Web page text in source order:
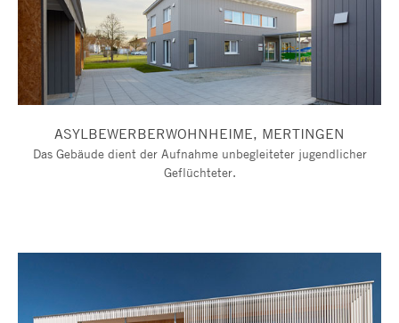
ASYLBEWERBERWOHNHEIME, MERTINGEN
Das Gebäude dient der Aufnahme unbegleiteter jugendlicher
Geflüchteter.